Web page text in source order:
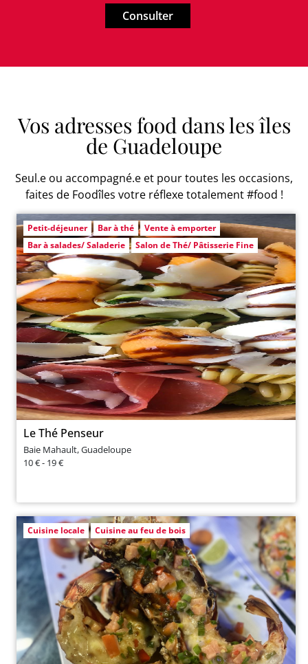
Consulter
Vos adresses food dans les îles
de Guadeloupe
Seul.e ou accompagné.e et pour toutes les occasions,
faites de Foodîles votre réflexe totalement #food !
Petit-déjeuner Bar à thé
Vente à emporter
Bar à salades/ Saladerie
Salon de Thé/ Pâtisserie Fine
Le Thé Penseur
Baie Mahault, Guadeloupe
10 € - 19 €
Cuisine locale Cuisine au feu de bois